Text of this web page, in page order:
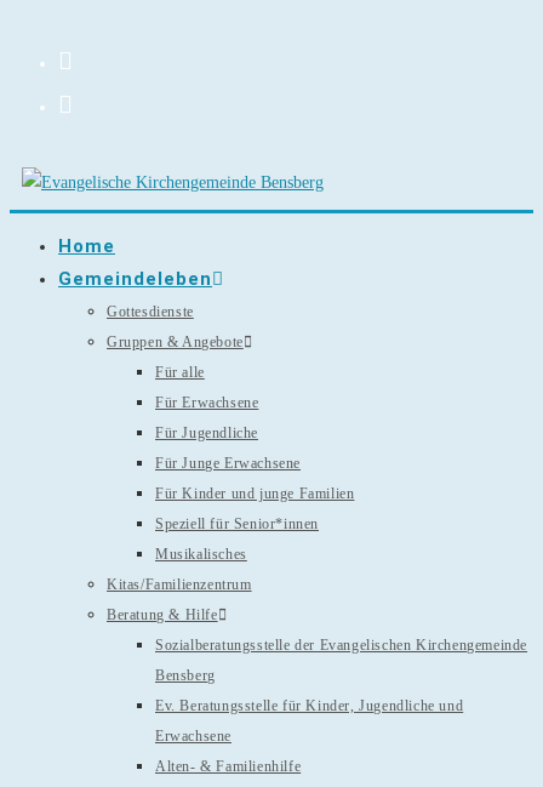
Home
Gemeindeleben
Gottesdienste
Gruppen & Angebote
Für alle
Für Erwachsene
Für Jugendliche
Für Junge Erwachsene
Für Kinder und junge Familien
Speziell für Senior*innen
Musikalisches
Kitas/Familienzentrum
Beratung & Hilfe
Sozialberatungsstelle der Evangelischen Kirchengemeinde
Bensberg
Ev. Beratungsstelle für Kinder, Jugendliche und
Erwachsene
Alten- & Familienhilfe